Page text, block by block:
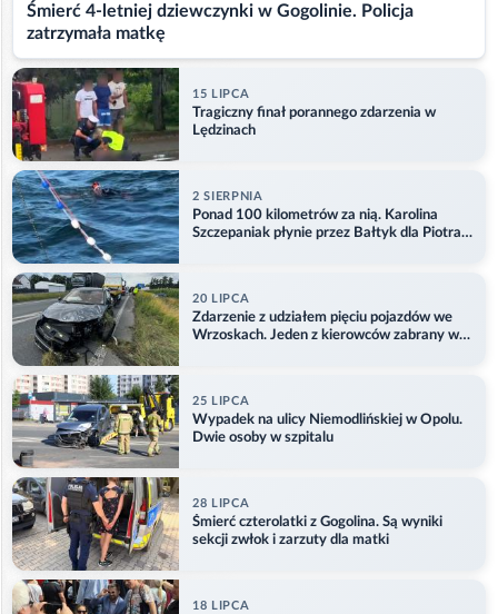
Śmierć 4-letniej dziewczynki w Gogolinie. Policja
zatrzymała matkę
15 LIPCA
Tragiczny finał porannego zdarzenia w
Lędzinach
2 SIERPNIA
Ponad 100 kilometrów za nią. Karolina
Szczepaniak płynie przez Bałtyk dla Piotra.
20 LIPCA
Zdarzenie z udziałem pięciu pojazdów we
Wrzoskach. Jeden z kierowców zabrany w
25 LIPCA
Wypadek na ulicy Niemodlińskiej w Opolu.
Dwie osoby w szpitalu
28 LIPCA
Śmierć czterolatki z Gogolina. Są wyniki
sekcji zwłok i zarzuty dla matki
18 LIPCA